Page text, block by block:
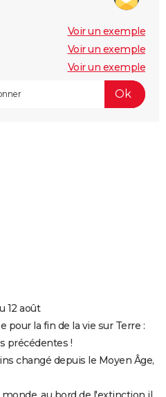
Voir un exemple
Voir un exemple
Voir un exemple
12 août
pour la fin de la vie sur Terre :
précédentes !
changé depuis le Moyen Âge,